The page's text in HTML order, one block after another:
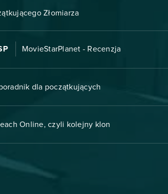
Złomiarza
MovieStarPlanet - Recenzja
dla początkujących
Online, czyli kolejny klon